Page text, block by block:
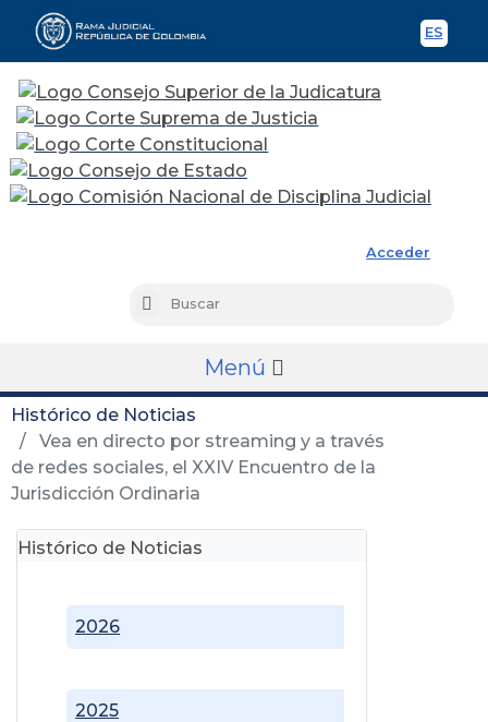
ES
Acceder
Buscar
Menú
Histórico de Noticias
Vea en directo por streaming y a través
de redes sociales, el XXIV Encuentro de la
Jurisdicción Ordinaria
Histórico de Noticias
2025
2026